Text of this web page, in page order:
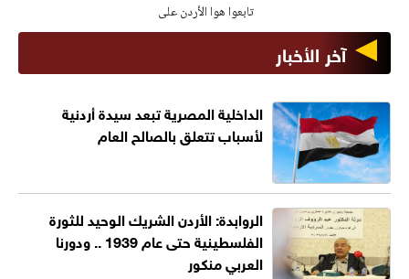
تابعوا هوا الأردن على
آخر الأخبار
الداخلية المصرية تبعد سيدة أردنية
لأسباب تتعلق بالصالح العام
الروابدة: الأردن الشريك الوحيد للثورة
الفلسطينية حتى عام 1939 .. ودورنا
العربي منكور